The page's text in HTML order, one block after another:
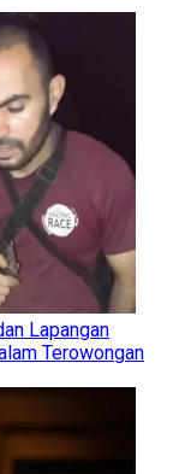
Lapangan
Terowongan